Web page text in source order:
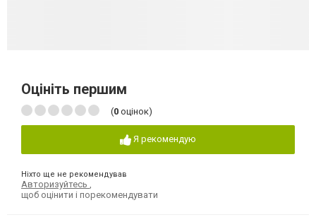
Оцініть першим
(0 оцінок)
Я рекомендую
Ніхто ще не рекомендував
Авторизуйтесь
щоб оцінити і порекомендувати